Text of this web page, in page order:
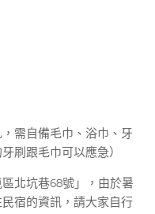
需自備毛巾、浴巾、牙
刷跟毛巾可以應急）
北坑巷68號」，由於暑
宿的資訊，請大家自行